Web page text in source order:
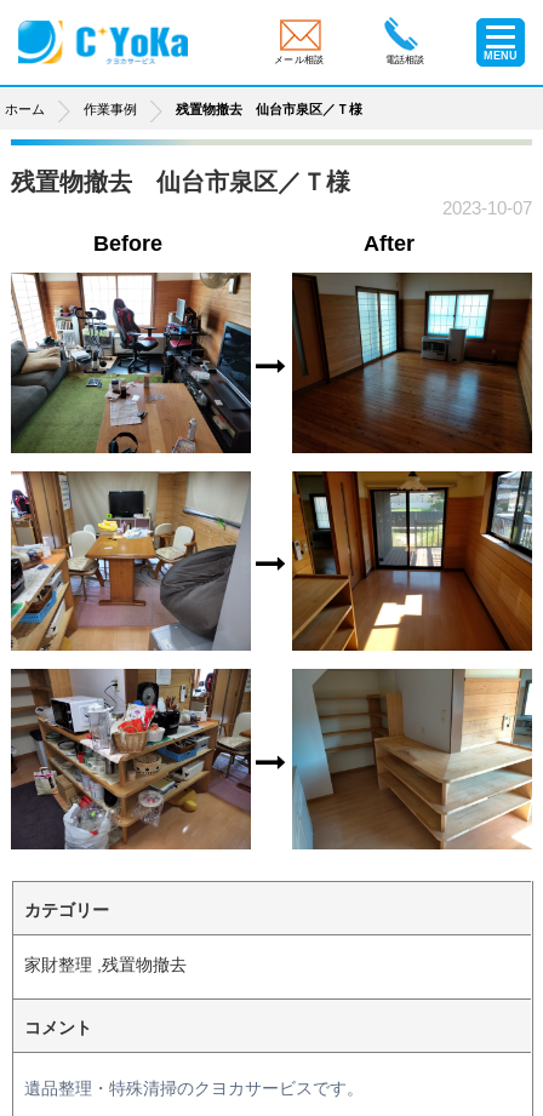
メール相談 電話相談 MENU
ホーム 作業事例 残置物撤去 仙台市泉区／Ｔ様
残置物撤去 仙台市泉区／Ｔ様
2023-10-07
Before After
カテゴリー
家財整理 ,残置物撤去
コメント
遺品整理・特殊清掃のクヨカサービスです。